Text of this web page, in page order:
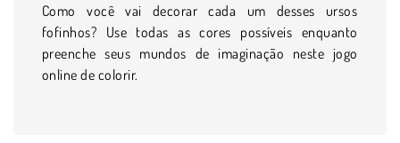
Como você vai decorar cada um desses ursos
fofinhos? Use todas as cores possíveis enquanto
preenche seus mundos de imaginação neste jogo
online de colorir.